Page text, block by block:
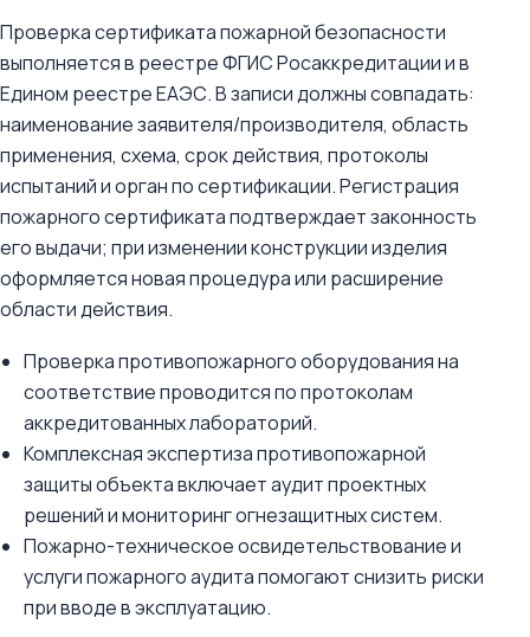
Проверка сертификата пожарной безопасности
выполняется в реестре ФГИС Росаккредитации и в
Едином реестре ЕАЭС. В записи должны совпадать:
наименование заявителя/производителя, область
применения, схема, срок действия, протоколы
испытаний и орган по сертификации. Регистрация
пожарного сертификата подтверждает законность
его выдачи; при изменении конструкции изделия
оформляется новая процедура или расширение
области действия.
Проверка противопожарного оборудования на
соответствие проводится по протоколам
аккредитованных лабораторий.
Комплексная экспертиза противопожарной
защиты объекта включает аудит проектных
решений и мониторинг огнезащитных систем.
Пожарно-техническое освидетельствование и
услуги пожарного аудита помогают снизить риски
при вводе в эксплуатацию.